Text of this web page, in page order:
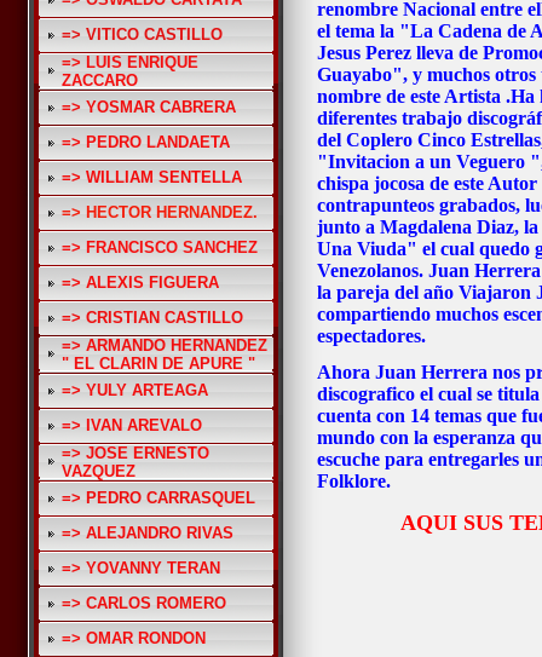
=> VITICO CASTILLO
=> LUIS ENRIQUE
ZACCARO
=> YOSMAR CABRERA
=> PEDRO LANDAETA
=> WILLIAM SENTELLA
=> HECTOR HERNANDEZ.
=> FRANCISCO SANCHEZ
=> ALEXIS FIGUERA
=> CRISTIAN CASTILLO
=> ARMANDO HERNANDEZ
" EL CLARIN DE APURE "
=> YULY ARTEAGA
=> IVAN AREVALO
=> JOSE ERNESTO
VAZQUEZ
=> PEDRO CARRASQUEL
=> ALEJANDRO RIVAS
=> YOVANNY TERAN
=> CARLOS ROMERO
=> OMAR RONDON
renombre Nacional entre
el tema la "La Cadena de
Jesus Perez lleva de
Guayabo", y muchos otros
nombre de este Artista .Ha
diferentes trabajo
del Coplero Cinco
"Invitacion a un Veguero
chispa jocosa de este
contrapunteos grabados,
junto a Magdalena Diaz,
Una Viuda" el cual quedo
Venezolanos. Juan
la pareja del año Viajaron
compartiendo muchos
espectadores.
Ahora Juan Herrera nos
discografico el cual se
cuenta con 14 temas que
mundo con la esperanza
escuche para entregarles
Folklore.
AQUI SUS